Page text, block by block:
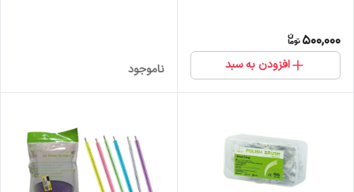
500,000
افزودن به سبد ناموجود